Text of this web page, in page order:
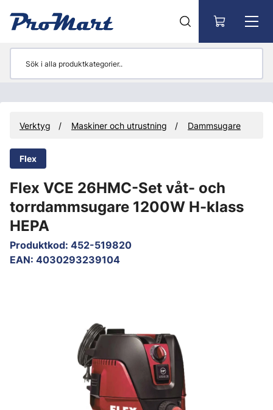
Verktyg Maskiner och utrustning Dammsugare
Flex
Flex VCE 26HMC-Set våt- och
torrdammsugare 1200W H-klass
HEPA
Produktkod: 452-519820
EAN: 4030293239104